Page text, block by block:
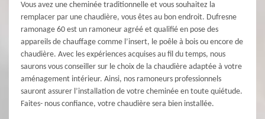
Vous avez une cheminée traditionnelle et vous souhaitez la
remplacer par une chaudière, vous êtes au bon endroit. Dufresne
ramonage 60 est un ramoneur agréé et qualifié en pose des
appareils de chauffage comme l’insert, le poêle à bois ou encore de
chaudière. Avec les expériences acquises au fil du temps, nous
saurons vous conseiller sur le choix de la chaudière adaptée à votre
aménagement intérieur. Ainsi, nos ramoneurs professionnels
sauront assurer l’installation de votre cheminée en toute quiétude.
Faites- nous confiance, votre chaudière sera bien installée.